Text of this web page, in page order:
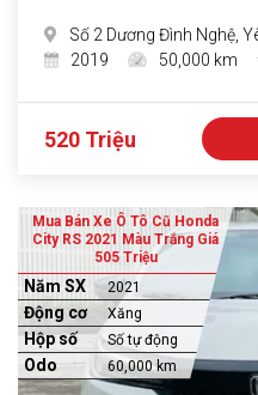
Số 2 Dương Đình Nghệ,
2019
50,000 km
520 Triệu
Mua Bán Xe Ô Tô Cũ Honda
City RS 2021 Màu Trắng Giá
505 Triệu
Năm SX 2021
Động cơ Xăng
Hộp số Số tự động
Odo 60,000 km